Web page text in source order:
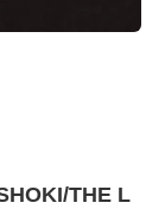
THE L